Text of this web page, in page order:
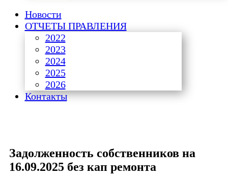
Новости
ОТЧЕТЫ ПРАВЛЕНИЯ
2022
2023
2024
2025
2026
Контакты
Задолженность собственников на
16.09.2025 без кап ремонта